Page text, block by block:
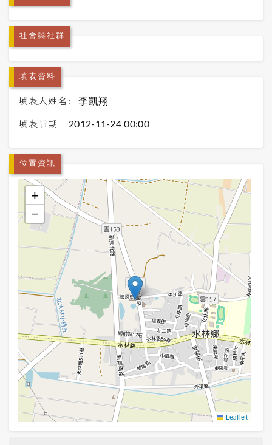
社會與社群
填表資料
填表人姓名: 李凱翔
填表日期: 2012-11-24 00:00
位置資訊
+
−
Leaflet